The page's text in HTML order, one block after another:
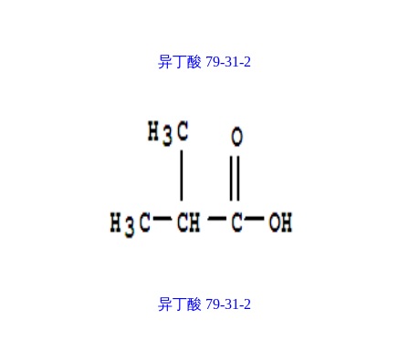
异丁酸 79-31-2
异丁酸 79-31-2